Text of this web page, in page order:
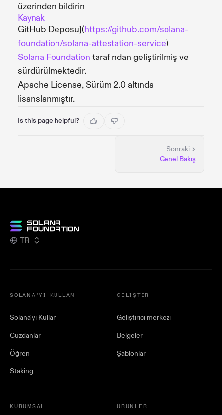
üzerinden bildirin
Kaynak
GitHub Deposu](https://github.com/solana-
foundation/solana-attestation-service)
Solana Foundation tarafından geliştirilmiş ve
sürdürülmektedir.
Apache License, Sürüm 2.0 altında
lisanslanmıştır.
Is this page helpful?
Sonraki
Genel Bakış
TR
SOLANA'YI KULLAN
Solana'yı Kullan
Cüzdanlar
Öğren
Staking
GELIŞTIR
Geliştirici merkezi
Belgeler
Şablonlar
KURUMSAL ÜRÜNLER